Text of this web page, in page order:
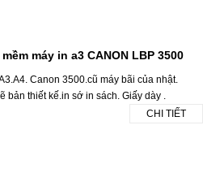
máy in a3 CANON LBP 3500
Canon 3500.cũ máy bãi của nhật.
bản thiết kế.in sớ in sách. Giấy dày .
CHI TIẾT